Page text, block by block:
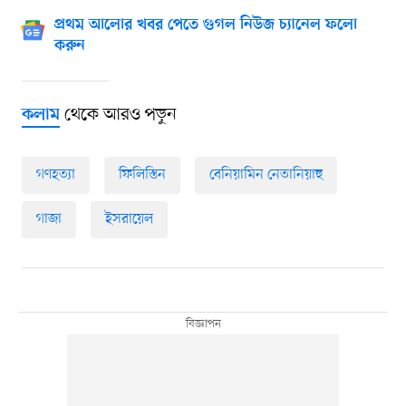
প্রথম আলোর খবর পেতে গুগল নিউজ চ্যানেল ফলো
করুন
কলামথেকে আরও পড়ুন
গণহত্যা ফিলিস্তিন বেনিয়ামিন নেতানিয়াহু
গাজা ইসরায়েল